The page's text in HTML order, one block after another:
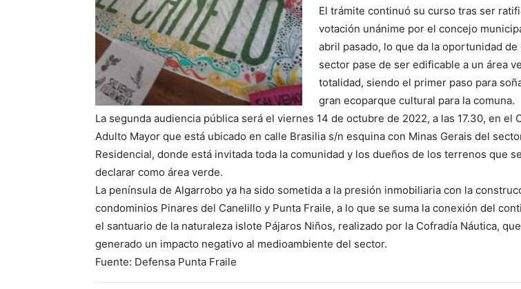
El trámite continuó su curso tras ser
votación unánime por el concejo
abril pasado, lo que da la oportunidad de
sector pase de ser edificable a un área
totalidad, siendo el primer paso para
gran ecoparque cultural para la comuna.
La segunda audiencia pública será el viernes 14 de octubre de 2022, a las 17.30, en el
Adulto Mayor que está ubicado en calle Brasilia s/n esquina con Minas Gerais del
Residencial, donde está invitada toda la comunidad y los dueños de los terrenos que
declarar como área verde.
La península de Algarrobo ya ha sido sometida a la presión inmobiliaria con la
condominios Pinares del Canelillo y Punta Fraile, a lo que se suma la conexión del
el santuario de la naturaleza islote Pájaros Niños, realizado por la Cofradía Náutica,
generado un impacto negativo al medioambiente del sector.
Fuente: Defensa Punta Fraile